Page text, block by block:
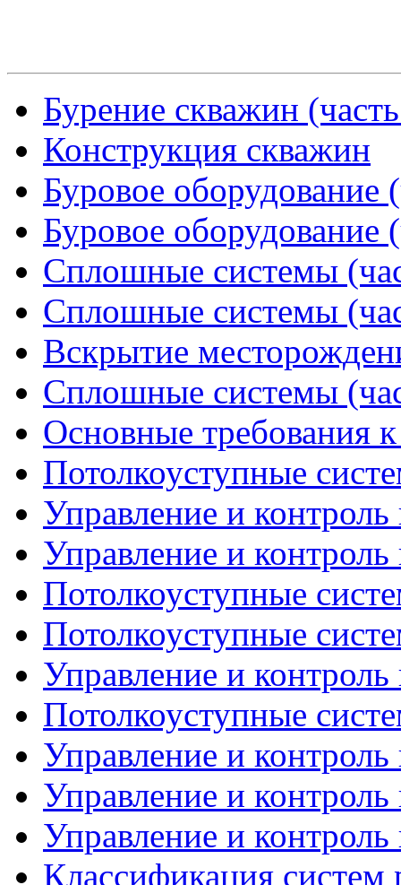
Бурение скважин
Конструкция скважин
Буровое оборудование
Буровое оборудование
Сплошные системы
Сплошные системы
Вскрытие
Сплошные системы
Основные требования
Потолкоуступные
Управление и
Управление и
Потолкоуступные
Потолкоуступные
Управление и
Потолкоуступные
Управление и
Управление и
Управление и
Классификация систем